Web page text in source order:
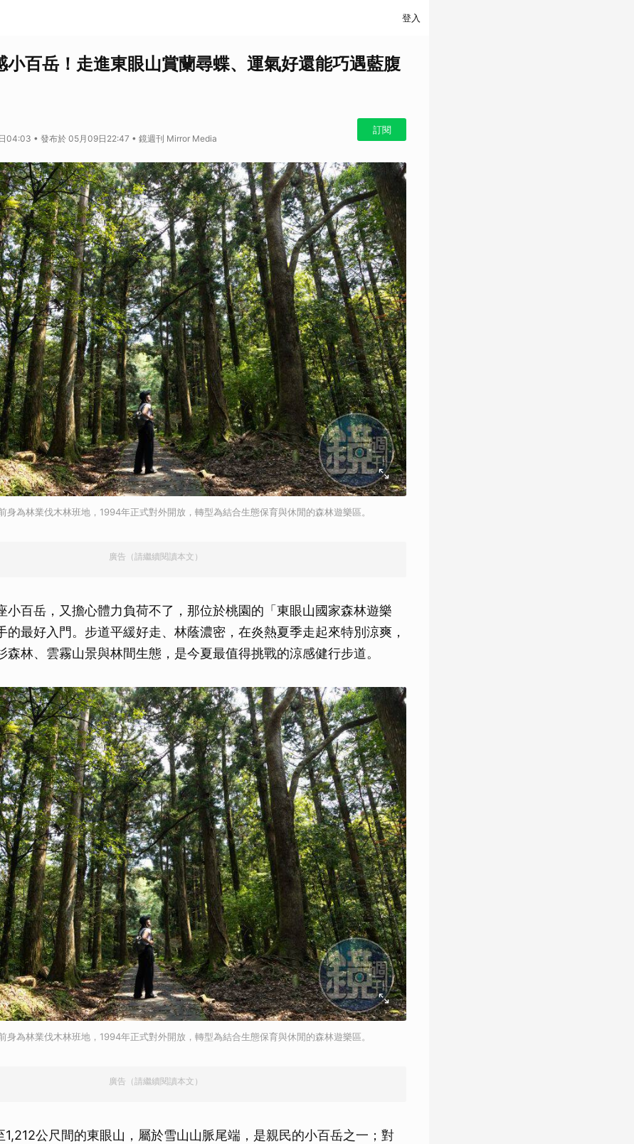
登入
小百岳！走進東眼山賞蘭尋蝶、運氣好還能巧遇藍腹
04:03 • 發布於 05月09日22:47 • 鏡週刊 Mirror Media
訂閱
身為林業伐木林班地，1994年正式對外開放，轉型為結合生態保育與休閒的森林遊樂區。
廣告（請繼續閱讀本文）
小百岳，又擔心體力負荷不了，那位於桃園的「東眼山國家森林遊樂
的最好入門。步道平緩好走、林蔭濃密，在炎熱夏季走起來特別涼爽，
森林、雲霧山景與林間生態，是今夏最值得挑戰的涼感健行步道。
身為林業伐木林班地，1994年正式對外開放，轉型為結合生態保育與休閒的森林遊樂區。
廣告（請繼續閱讀本文）
公尺間的東眼山，屬於雪山山脈尾端，是親民的小百岳之一；對